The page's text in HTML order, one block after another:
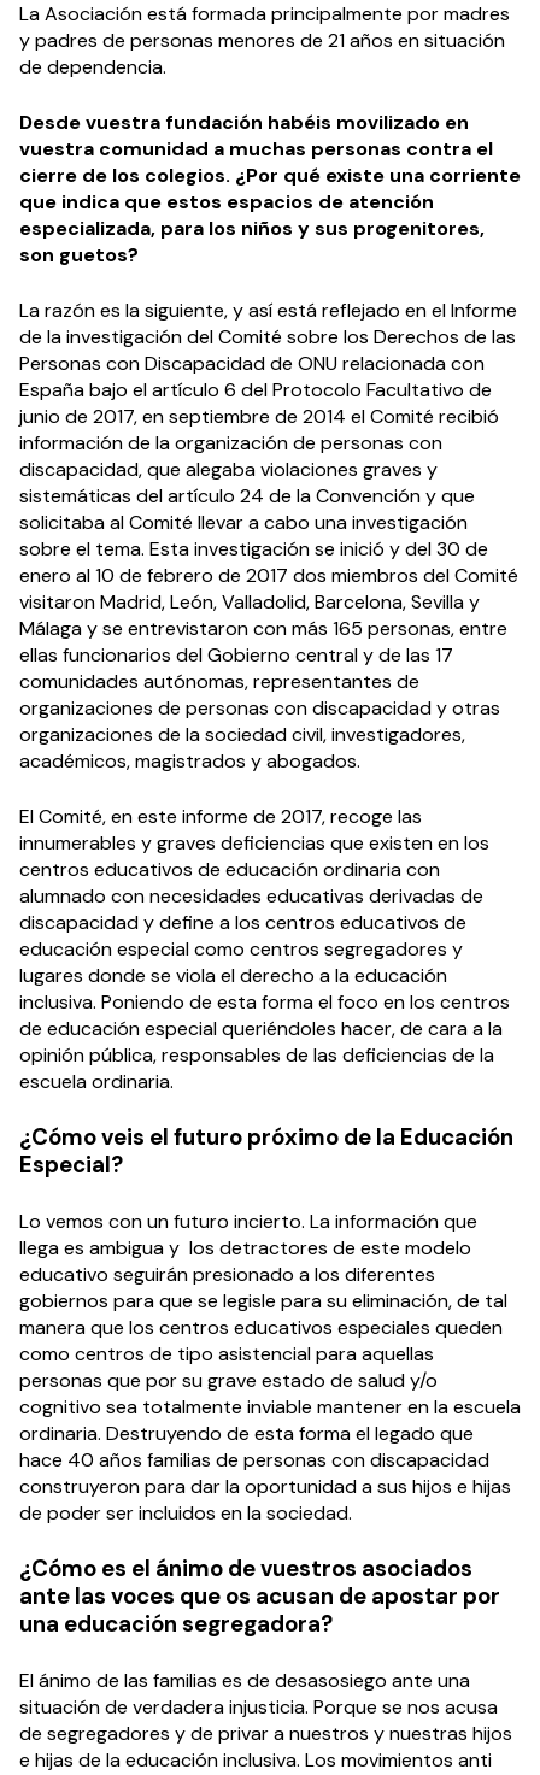
La Asociación está formada principalmente por madres
y padres de personas menores de 21 años en situación
de dependencia.
Desde vuestra fundación habéis movilizado en
vuestra comunidad a muchas personas contra el
cierre de los colegios. ¿Por qué existe una corriente
que indica que estos espacios de atención
especializada, para los niños y sus progenitores,
son guetos?
La razón es la siguiente, y así está reflejado en el Informe
de la investigación del Comité sobre los Derechos de las
Personas con Discapacidad de ONU relacionada con
España bajo el artículo 6 del Protocolo Facultativo de
junio de 2017, en septiembre de 2014 el Comité recibió
información de la organización de personas con
discapacidad, que alegaba violaciones graves y
sistemáticas del artículo 24 de la Convención y que
solicitaba al Comité llevar a cabo una investigación
sobre el tema. Esta investigación se inició y del 30 de
enero al 10 de febrero de 2017 dos miembros del Comité
visitaron Madrid, León, Valladolid, Barcelona, Sevilla y
Málaga y se entrevistaron con más 165 personas, entre
ellas funcionarios del Gobierno central y de las 17
comunidades autónomas, representantes de
organizaciones de personas con discapacidad y otras
organizaciones de la sociedad civil, investigadores,
académicos, magistrados y abogados.
El Comité, en este informe de 2017, recoge las
innumerables y graves deficiencias que existen en los
centros educativos de educación ordinaria con
alumnado con necesidades educativas derivadas de
discapacidad y define a los centros educativos de
educación especial como centros segregadores y
lugares donde se viola el derecho a la educación
inclusiva. Poniendo de esta forma el foco en los centros
de educación especial queriéndoles hacer, de cara a la
opinión pública, responsables de las deficiencias de la
escuela ordinaria.
¿Cómo veis el futuro próximo de la Educación
Especial?
Lo vemos con un futuro incierto. La información que
llega es ambigua y los detractores de este modelo
educativo seguirán presionado a los diferentes
gobiernos para que se legisle para su eliminación, de tal
manera que los centros educativos especiales queden
como centros de tipo asistencial para aquellas
personas que por su grave estado de salud y/o
cognitivo sea totalmente inviable mantener en la escuela
ordinaria. Destruyendo de esta forma el legado que
hace 40 años familias de personas con discapacidad
construyeron para dar la oportunidad a sus hijos e hijas
de poder ser incluidos en la sociedad.
¿Cómo es el ánimo de vuestros asociados
ante las voces que os acusan de apostar por
una educación segregadora?
El ánimo de las familias es de desasosiego ante una
situación de verdadera injusticia. Porque se nos acusa
de segregadores y de privar a nuestros y nuestras hijos
e hijas de la educación inclusiva. Los movimientos anti